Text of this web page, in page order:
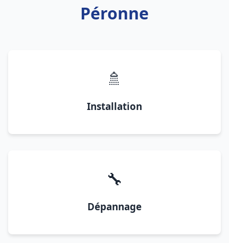
Péronne
🚿
Installation
🔧
Dépannage